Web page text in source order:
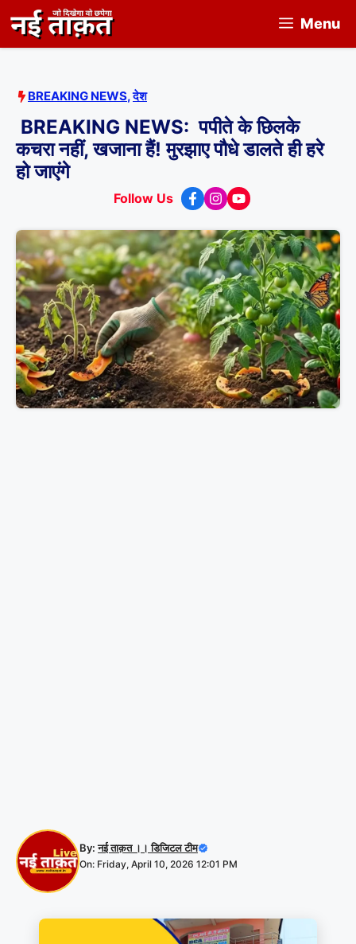
to
content
Menu
BREAKING NEWS,देश
BREAKING NEWS: पपीते के छिलके
कचरा नहीं, खजाना हैं! मुरझाए पौधे डालते ही हरे
हो जाएंगे
Follow Us
By:नई ताक़त ।। डिजिटल टीम
On: Friday, April 10, 2026 12:01 PM